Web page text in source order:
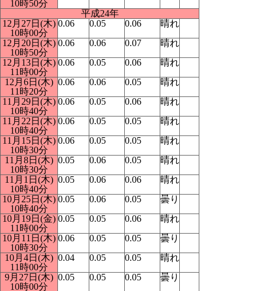
10時50分
平成24年
12月27日(木)
10時00分
0.06 0.05 0.06
晴れ
12月20日(木)
10時50分
0.06 0.06 0.07
晴れ
12月13日(木)
11時00分
0.06 0.05 0.06
晴れ
12月6日(木)
11時20分
0.06 0.06 0.05
晴れ
11月29日(木)
10時40分
0.06 0.05 0.06
晴れ
11月22日(木)
10時40分
0.06 0.05 0.05
晴れ
11月15日(木)
10時30分
0.06 0.05 0.05
晴れ
11月8日(木)
10時30分
0.05 0.06 0.05
晴れ
11月1日(木)
10時40分
0.05 0.06 0.06
晴れ
10月25日(木)
10時40分
0.05 0.06 0.05
曇り
10月19日(金)
11時00分
0.05 0.05 0.06
晴れ
10月11日(木)
10時30分
0.06 0.05 0.05
曇り
10月4日(木)
11時00分
0.04 0.05 0.05
晴れ
9月27日(木)
10時00分
0.05 0.05 0.05
曇り